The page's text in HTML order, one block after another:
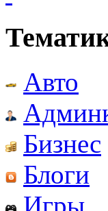
Авто
Бизнес
Блоги
Игры